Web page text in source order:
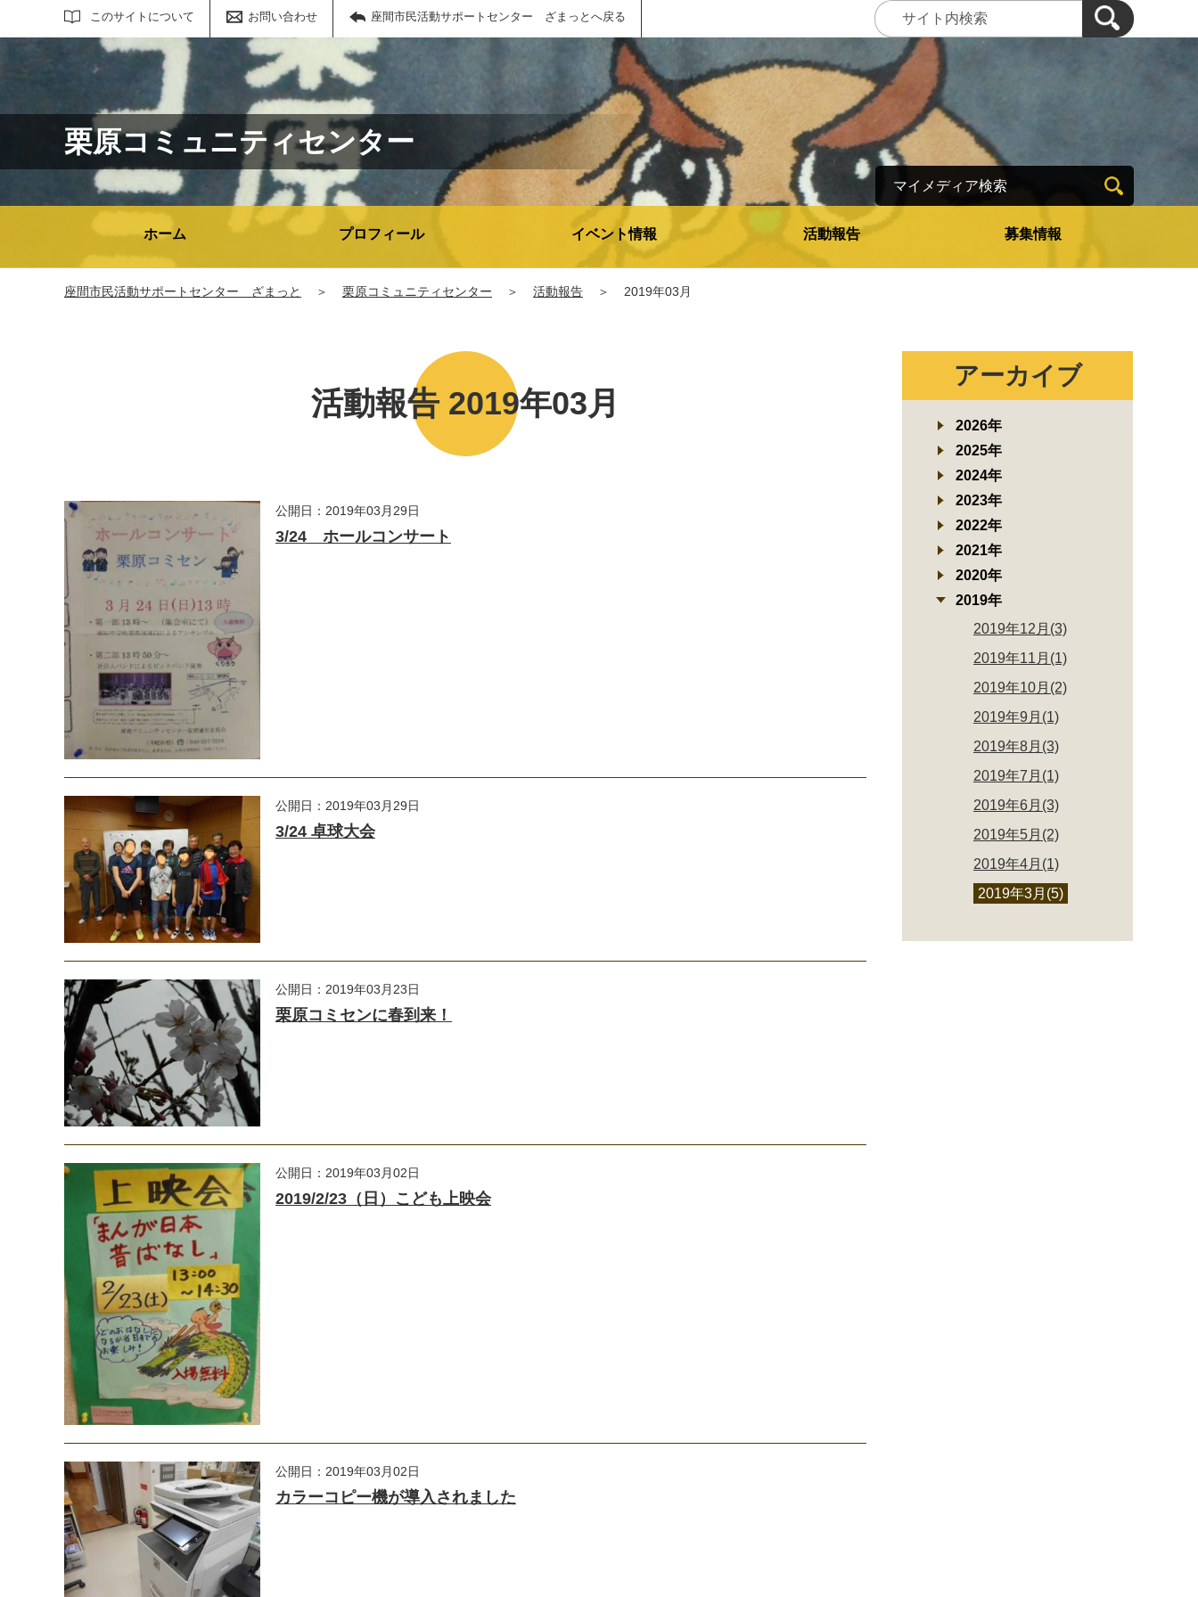
このサイトについて お問い合わせ 座間市民活動サポートセンター ざまっとへ戻る
サイト内検索
栗原コミュニティセンター
ホーム プロフィール イベント情報 活動報告 募集情報
座間市民活動サポートセンター ざまっと ＞ 栗原コミュニティセンター ＞ 活動報告 ＞ 2019年03月
活動報告 2019年03月
公開日：2019年03月29日
3/24 ホールコンサート
公開日：2019年03月29日
3/24 卓球大会
公開日：2019年03月23日
栗原コミセンに春到来！
公開日：2019年03月02日
2019/2/23（日）こども上映会
公開日：2019年03月02日
カラーコピー機が導入されました
アーカイブ
2026年
2025年
2024年
2023年
2022年
2021年
2020年
2019年
2019年12月(3)
2019年11月(1)
2019年10月(2)
2019年9月(1)
2019年8月(3)
2019年7月(1)
2019年6月(3)
2019年5月(2)
2019年4月(1)
2019年3月(5)